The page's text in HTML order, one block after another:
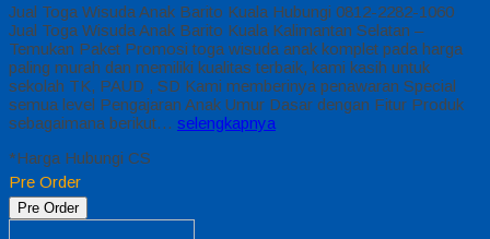
Jual Toga Wisuda Anak Barito Kuala Hubungi 0812-2282-1060
Jual Toga Wisuda Anak Barito Kuala Kalimantan Selatan –
Temukan Paket Promosi toga wisuda anak komplet pada harga
paling murah dan memiliki kualitas terbaik, kami kasih untuk
sekolah TK, PAUD , SD Kami memberinya penawaran Special
semua level Pengajaran Anak Umur Dasar dengan Fitur Produk
sebagaimana berikut… selengkapnya
*Harga Hubungi CS
Pre Order
Pre Order